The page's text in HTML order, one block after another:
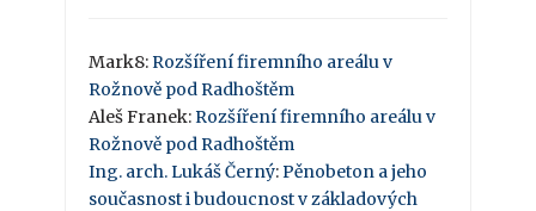
Mark8:Rozšíření firemního areálu v
Rožnově pod Radhoštěm
Aleš Franek:Rozšíření firemního areálu v
Rožnově pod Radhoštěm
Ing. arch. Lukáš Černý:Pěnobeton a jeho
současnost i budoucnost v základových